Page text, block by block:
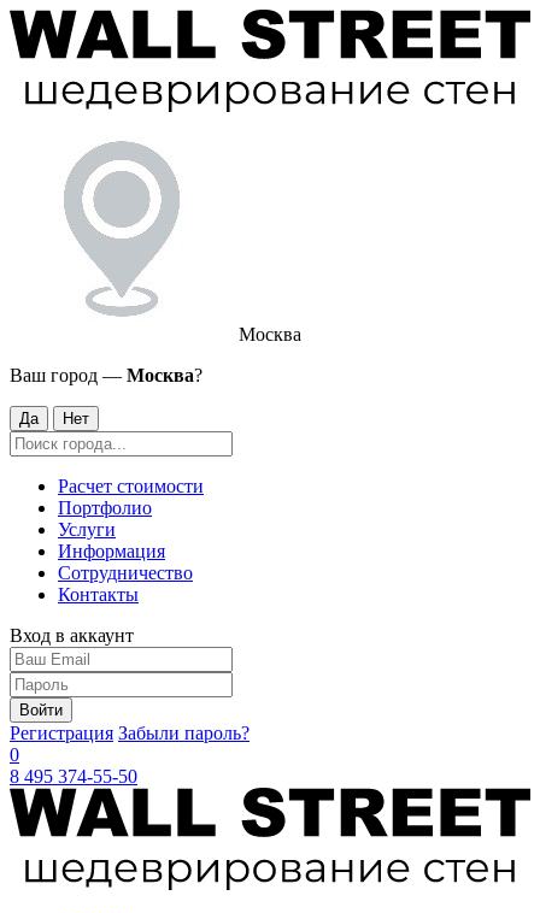
Москва
Ваш город — Москва?
Да Нет
Расчет стоимости
Портфолио
Услуги
Информация
Сотрудничество
Контакты
Вход в аккаунт
Войти
Регистрация Забыли пароль?
0
8 495 374-55-50